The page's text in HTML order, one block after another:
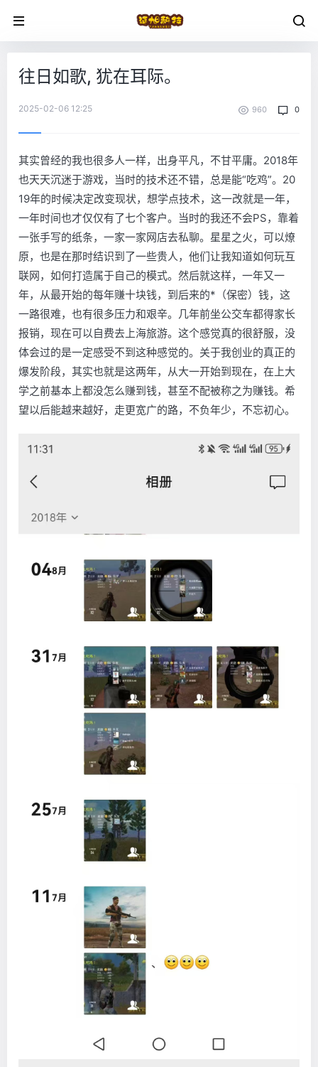
往日如歌, 犹在耳际。
2025-02-06 12:25 960 0
其实曾经的我也很多人一样，出身平凡，不甘平庸。2018年
也天天沉迷于游戏，当时的技术还不错，总是能“吃鸡”。20
19年的时候决定改变现状，想学点技术，这一改就是一年，
一年时间也才仅仅有了七个客户。当时的我还不会PS，靠着
一张手写的纸条，一家一家网店去私聊。星星之火，可以燎
原，也是在那时结识到了一些贵人，他们让我知道如何玩互
联网，如何打造属于自己的模式。然后就这样，一年又一
年，从最开始的每年赚十块钱，到后来的* （保密）钱，这
一路很难，也有很多压力和艰辛。几年前坐公交车都得家长
报销，现在可以自费去上海旅游。这个感觉真的很舒服，没
体会过的是一定感受不到这种感觉的。关于我创业的真正的
爆发阶段，其实也就是这两年，从大一开始到现在，在上大
学之前基本上都没怎么赚到钱，甚至不配被称之为赚钱。希
望以后能越来越好，走更宽广的路，不负年少，不忘初心。